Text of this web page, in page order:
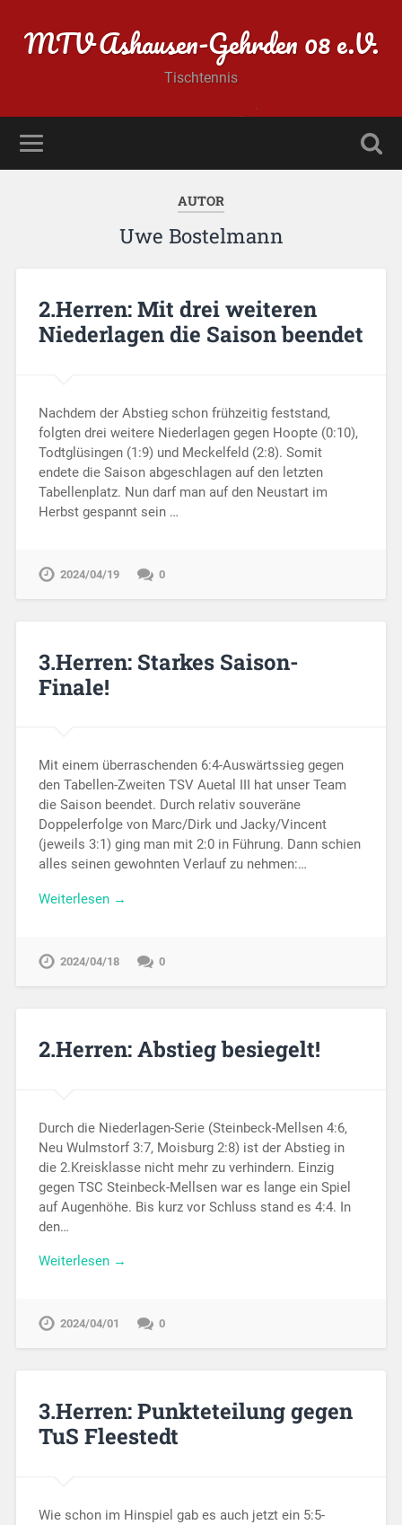
MTV Ashausen-Gehrden 08 e.V.
Tischtennis
AUTOR
Uwe Bostelmann
2.Herren: Mit drei weiteren
Niederlagen die Saison beendet
Nachdem der Abstieg schon frühzeitig feststand,
folgten drei weitere Niederlagen gegen Hoopte (0:10),
Todtglüsingen (1:9) und Meckelfeld (2:8). Somit
endete die Saison abgeschlagen auf den letzten
Tabellenplatz. Nun darf man auf den Neustart im
Herbst gespannt sein …
2024/04/19 0
3.Herren: Starkes Saison-
Finale!
Mit einem überraschenden 6:4-Auswärtssieg gegen
den Tabellen-Zweiten TSV Auetal III hat unser Team
die Saison beendet. Durch relativ souveräne
Doppelerfolge von Marc/Dirk und Jacky/Vincent
(jeweils 3:1) ging man mit 2:0 in Führung. Dann schien
alles seinen gewohnten Verlauf zu nehmen:…
Weiterlesen →
2024/04/18 0
2.Herren: Abstieg besiegelt!
Durch die Niederlagen-Serie (Steinbeck-Mellsen 4:6,
Neu Wulmstorf 3:7, Moisburg 2:8) ist der Abstieg in
die 2.Kreisklasse nicht mehr zu verhindern. Einzig
gegen TSC Steinbeck-Mellsen war es lange ein Spiel
auf Augenhöhe. Bis kurz vor Schluss stand es 4:4. In
den…
Weiterlesen →
2024/04/01 0
3.Herren: Punkteteilung gegen
TuS Fleestedt
Wie schon im Hinspiel gab es auch jetzt ein 5:5-